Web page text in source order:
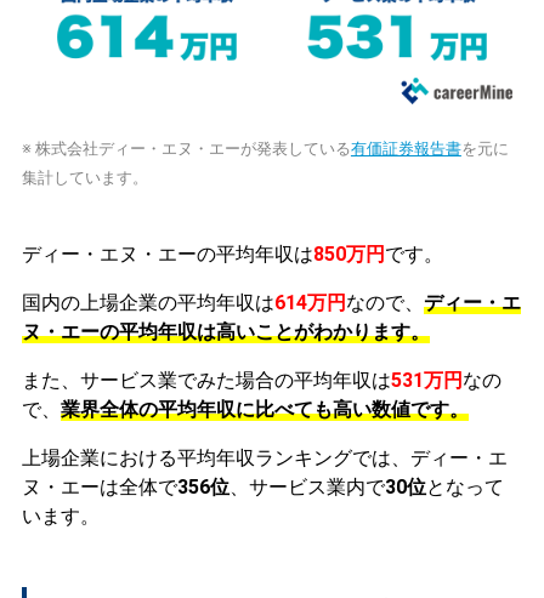
※ 株式会社ディー・エヌ・エーが発表している有価証券報告書を元に
集計しています。
ディー・エヌ・エーの平均年収は850万円 です。
国内の上場企業の平均年収は614万円 なので、 ディー・エ
ヌ・エーの平均年収は高いことがわかります。
また、サービス業でみた場合の平均年収は531万円 なの
で、 業界全体の平均年収に比べても高い数値です。
上場企業における平均年収ランキングでは、ディー・エ
ヌ・エーは全体で356位、サービス業内で30位となって
います。